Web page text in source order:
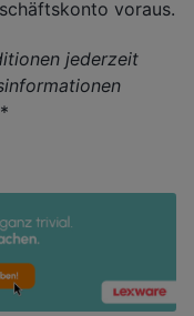
voraus.
jederzeit